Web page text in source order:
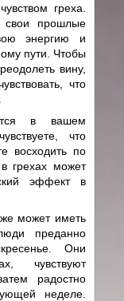
греха.
свои прошлые
энергию и
пути. Чтобы
вину,
что
в вашем
что
восходить по
грехах может
эффект в
может иметь
преданно
Они
чувствуют
радостно
неделе.